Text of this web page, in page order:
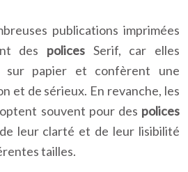
publications imprimées
des polices Serif, car elles
papier et confèrent une
et de sérieux. En revanche, les
souvent pour des polices
leur clarté et de leur lisibilité
tailles.